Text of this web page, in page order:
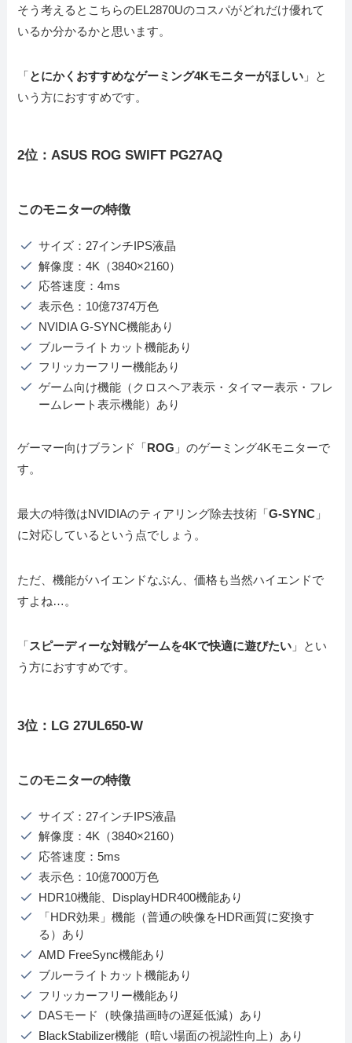
そう考えるとこちらのEL2870Uのコスパがどれだけ優れて
いるか分かるかと思います。
「とにかくおすすめなゲーミング4Kモニターがほしい 」と
いう方におすすめです。
2位：ASUS ROG SWIFT PG27AQ
このモニターの特徴
サイズ：27インチIPS液晶
解像度：4K（3840×2160）
応答速度：4ms
表示色：10億7374万色
NVIDIA G-SYNC機能あり
ブルーライトカット機能あり
フリッカーフリー機能あり
ゲーム向け機能（クロスヘア表示・タイマー表示・フレ
ームレート表示機能）あり
ゲーマー向けブランド「ROG 」のゲーミング4Kモニターで
す。
最大の特徴はNVIDIAのティアリング除去技術「G-SYNC 」
に対応しているという点でしょう。
ただ、機能がハイエンドなぶん、価格も当然ハイエンドで
すよね…。
「スピーディーな対戦ゲームを4Kで快適に遊びたい 」とい
う方におすすめです。
3位：LG 27UL650-W
このモニターの特徴
サイズ：27インチIPS液晶
解像度：4K（3840×2160）
応答速度：5ms
表示色：10億7000万色
HDR10機能、DisplayHDR400機能あり
「HDR効果」機能（普通の映像をHDR画質に変換す
る）あり
AMD FreeSync機能あり
ブルーライトカット機能あり
フリッカーフリー機能あり
DASモード（映像描画時の遅延低減）あり
BlackStabilizer機能（暗い場面の視認性向上）あり